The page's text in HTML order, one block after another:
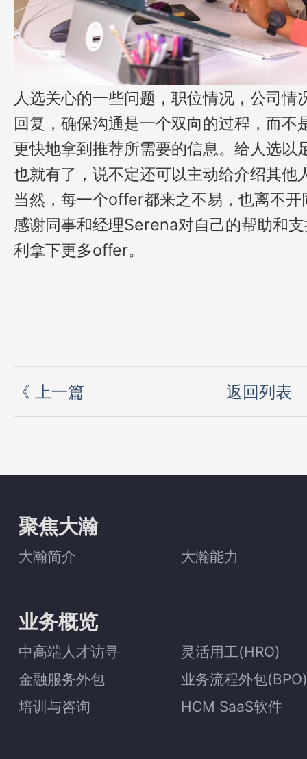
人选关心的一些问题，职位情况，公司情
回复，确保沟通是一个双向的过程，而不
更快地拿到推荐所需要的信息。给人选以
也就有了，说不定还可以主动给介绍其他
当然，每一个offer都来之不易，也离不
感谢同事和经理Serena对自己的帮助和
利拿下更多offer。
《 上一篇 返回列表
聚焦大瀚
大瀚简介 大瀚能力
业务概览
中高端人才访寻
灵活用工(HRO)
金融服务外包
业务流程外包(BPO)
培训与咨询
HCM SaaS软件